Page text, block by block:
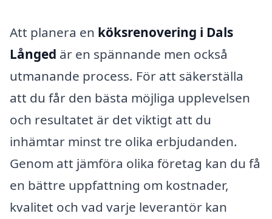
Att planera en köksrenovering i Dals
Långed är en spännande men också
utmanande process. För att säkerställa
att du får den bästa möjliga upplevelsen
och resultatet är det viktigt att du
inhämtar minst tre olika erbjudanden.
Genom att jämföra olika företag kan du få
en bättre uppfattning om kostnader,
kvalitet och vad varje leverantör kan